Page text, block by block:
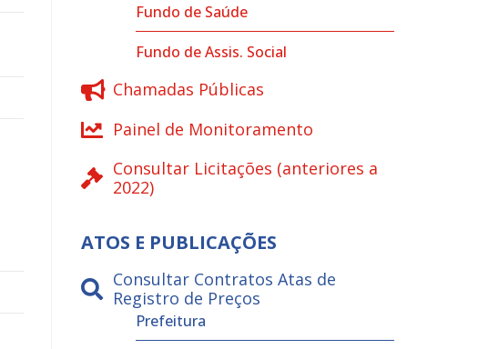
Fundo de Saúde
Fundo de Assis. Social
Chamadas Públicas
Painel de Monitoramento
Consultar Licitações (anteriores a
2022)
ATOS E PUBLICAÇÕES
Consultar Contratos Atas de
Registro de Preços
Prefeitura